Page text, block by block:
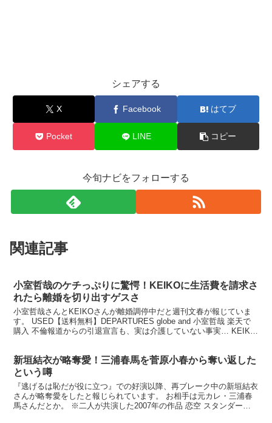
シェアする
X Facebook はてブ
Pocket LINE コピー
今旬ナビをフォローする
関連記事
小室哲哉のケチっぷりに驚愕！KEIKOに生活費を請求さ
れたら離婚を切り出すゲスさ
小室哲哉さんとKEIKOさんが離婚調停中だと週刊文春が報じていま
す。 USED【送料無料】DEPARTURES globe and 小室哲哉 楽天で
購入 不倫報道からの引退宣言も、実は介護していない事実… KEIKO
新垣結衣が略奪愛！三浦春馬を菅原小春から奪い返した
という噂
『逃げるは恥だが役に立つ』での好演以降、再ブレーク中の新垣結衣
さんが略奪愛をしたと報じられています。 お相手は元カレ・三浦春
馬さんだとか。 ※二人が共演した2007年の作品 恋空 スタンダー